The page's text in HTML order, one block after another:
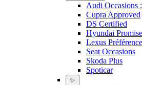
Audi Occasions
Cupra Approved
DS Certified
Hyundai Promise
Lexus Préférence
Seat Occasions
Skoda Plus
Spoticar
✨